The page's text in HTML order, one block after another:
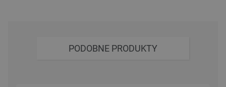
PODOBNE PRODUKTY